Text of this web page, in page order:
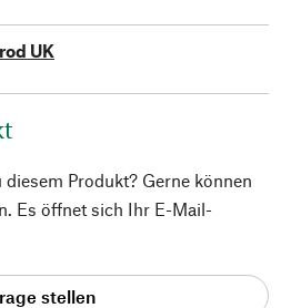
UK
diesem Produkt? Gerne können
Es öffnet sich Ihr E-Mail-
stellen